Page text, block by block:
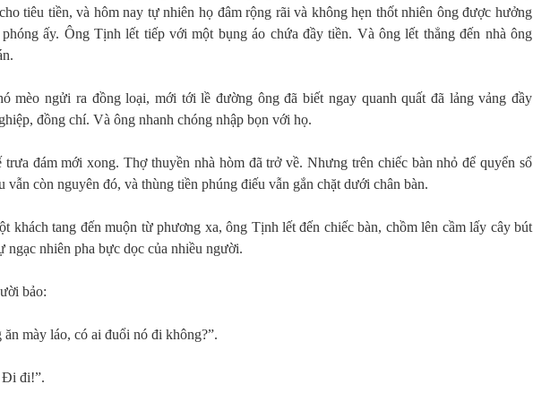
tiêu tiền, và hôm nay tự nhiên họ đâm rộng rãi và không hẹn thốt nhiên ông được hưởng
ấy. Ông Tịnh lết tiếp với một bụng áo chứa đầy tiền. Và ông lết thẳng đến nhà ông
mèo ngửi ra đồng loại, mới tới lề đường ông đã biết ngay quanh quất đã lảng vảng đầy
đồng chí. Và ông nhanh chóng nhập bọn với họ.
trưa đám mới xong. Thợ thuyền nhà hòm đã trở về. Nhưng trên chiếc bàn nhỏ để quyển sổ
vẫn còn nguyên đó, và thùng tiền phúng điếu vẫn gắn chặt dưới chân bàn.
khách tang đến muộn từ phương xa, ông Tịnh lết đến chiếc bàn, chồm lên cầm lấy cây bút
ngạc nhiên pha bực dọc của nhiều người.
bảo:
ăn mày láo, có ai đuổi nó đi không?”.
đi!”.